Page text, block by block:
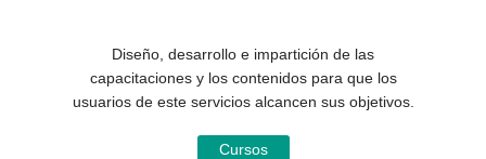
Diseño, desarrollo e impartición de las
capacitaciones y los contenidos para que los
usuarios de este servicios alcancen sus objetivos.
Cursos